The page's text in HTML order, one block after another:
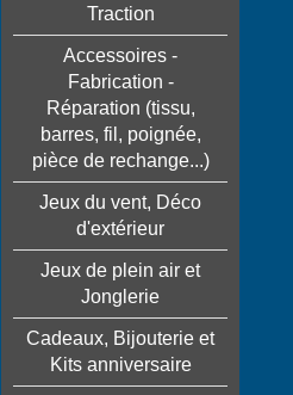
Traction
Accessoires -
Fabrication -
Réparation (tissu,
barres, fil, poignée,
pièce de rechange...)
Jeux du vent, Déco
d'extérieur
Jeux de plein air et
Jonglerie
Cadeaux, Bijouterie et
Kits anniversaire